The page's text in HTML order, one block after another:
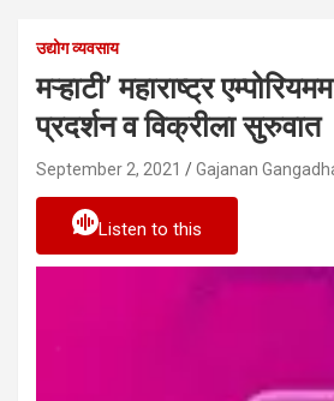
उद्योग व्यवसाय
मऱ्हाटी’ महाराष्ट्र
प्रदर्शन व विक्रीला सुरुवात
September 2, 2021 Gajanan
Listen to this